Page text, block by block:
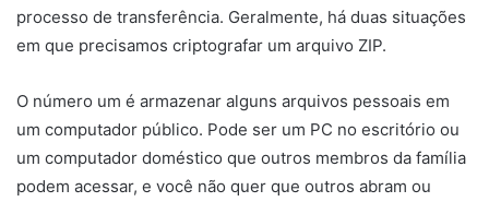
processo de transferência. Geralmente, há duas situações
em que precisamos criptografar um arquivo ZIP.
O número um é armazenar alguns arquivos pessoais em
um computador público. Pode ser um PC no escritório ou
um computador doméstico que outros membros da família
podem acessar, e você não quer que outros abram ou